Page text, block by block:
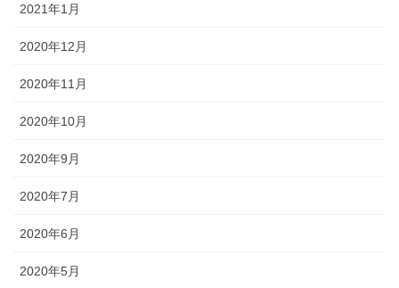
2021年1月
2020年12月
2020年11月
2020年10月
2020年9月
2020年7月
2020年6月
2020年5月